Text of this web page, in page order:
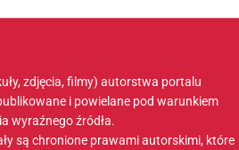
zdjęcia, filmy) autorstwa portalu
i powielane pod warunkiem
wyraźnego źródła.
są chronione prawami autorskimi, które